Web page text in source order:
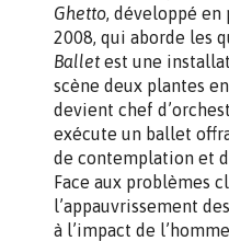
Ghetto , développé
2008, qui aborde les
Balletest une
scène deux plantes
devient chef
exécute un ballet
de contemplation et
Face aux problèmes
l’appauvrissement
à l’impact de